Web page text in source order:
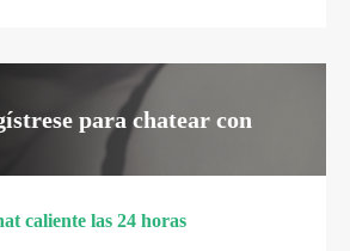
para chatear con
caliente las 24 horas